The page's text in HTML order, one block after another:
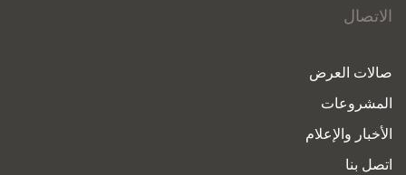
الاتصال
صالات العرض
المشروعات
الأخبار والإعلام
اتصل بنا